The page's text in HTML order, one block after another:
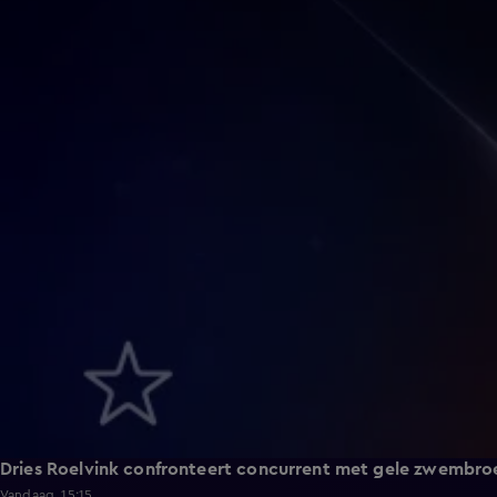
Dries Roelvink confronteert concurrent met gele